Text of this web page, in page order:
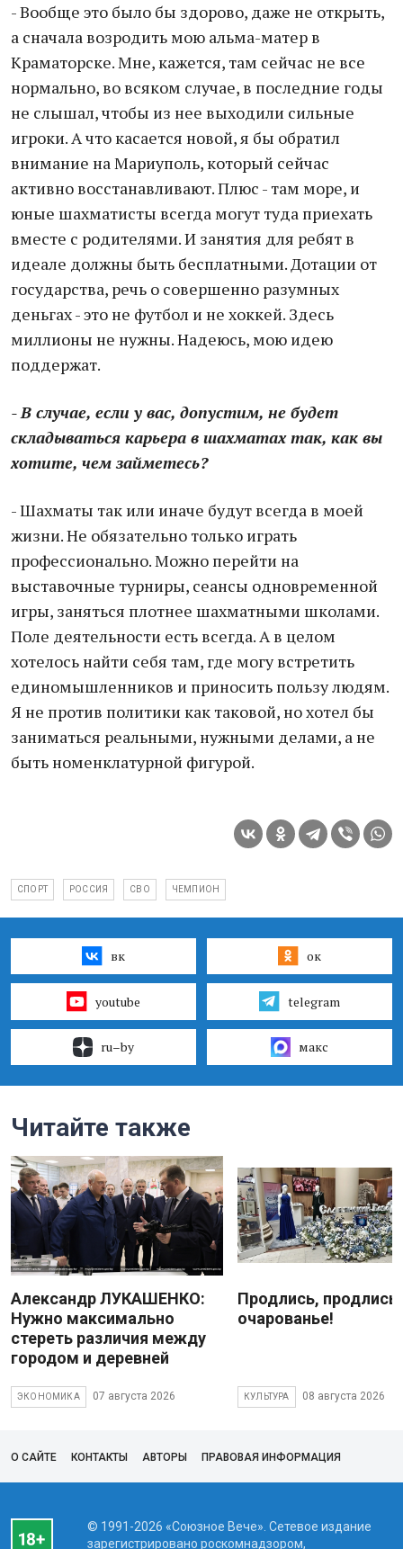
- Вообще это было бы здорово, даже не открыть,
а сначала возродить мою альма-матер в
Краматорске. Мне, кажется, там сейчас не все
нормально, во всяком случае, в последние годы
не слышал, чтобы из нее выходили сильные
игроки. А что касается новой, я бы обратил
внимание на Мариуполь, который сейчас
активно восстанавливают. Плюс - там море, и
юные шахматисты всегда могут туда приехать
вместе с родителями. И занятия для ребят в
идеале должны быть бесплатными. Дотации от
государства, речь о совершенно разумных
деньгах - это не футбол и не хоккей. Здесь
миллионы не нужны. Надеюсь, мою идею
поддержат.
- В случае, если у вас, допустим, не будет
складываться карьера в шахматах так, как вы
хотите, чем займетесь?
- Шахматы так или иначе будут всегда в моей
жизни. Не обязательно только играть
профессионально. Можно перейти на
выставочные турниры, сеансы одновременной
игры, заняться плотнее шахматными школами.
Поле деятельности есть всегда. А в целом
хотелось найти себя там, где могу встретить
единомышленников и приносить пользу людям.
Я не против политики как таковой, но хотел бы
заниматься реальными, нужными делами, а не
быть номенклатурной фигурой.
СПОРТ РОССИЯ СВО ЧЕМПИОН
вк ок
youtube telegram
ru–by макс
Читайте также
Александр ЛУКАШЕНКО:
Нужно максимально
стереть различия между
городом и деревней
ЭКОНОМИКА 07 августа 2026
Продлись, продлись
очарованье!
КУЛЬТУРА 08 августа 2026
О САЙТЕ КОНТАКТЫ АВТОРЫ ПРАВОВАЯ ИНФОРМАЦИЯ
© 1991-2026 «Союзное Вече». Сетевое издание
зарегистрировано роскомнадзором,